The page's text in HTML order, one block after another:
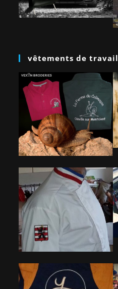
vêtements de travail